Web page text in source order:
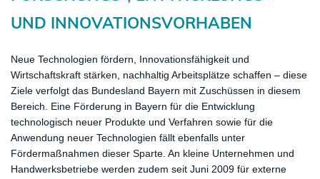
UND INNOVATIONSVORHABEN
Neue Technologien fördern, Innovationsfähigkeit und
Wirtschaftskraft stärken, nachhaltig Arbeitsplätze schaffen – diese
Ziele verfolgt das Bundesland Bayern mit Zuschüssen in diesem
Bereich. Eine Förderung in Bayern für die Entwicklung
technologisch neuer Produkte und Verfahren sowie für die
Anwendung neuer Technologien fällt ebenfalls unter
Fördermaßnahmen dieser Sparte. An kleine Unternehmen und
Handwerksbetriebe werden zudem seit Juni 2009 für externe